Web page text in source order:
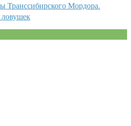
Транссибирского Мордора.